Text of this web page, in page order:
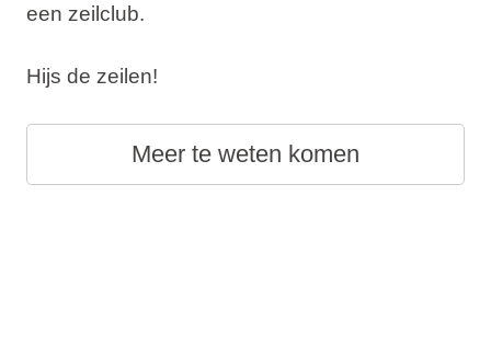
een zeilclub.
Hijs de zeilen!
Meer te weten komen